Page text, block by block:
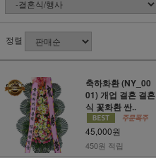
정렬
축하화환 (NY_00
01) 개업 결혼 결혼
식 꽃화환 싼..
45,000원
450원 적립